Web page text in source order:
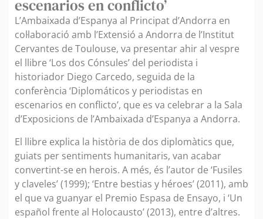
escenarios en conflicto’
L’Ambaixada d’Espanya al Principat d’Andorra en
col·laboració amb l’Extensió a Andorra de l’Institut
Cervantes de Toulouse, va presentar ahir al vespre
el llibre ‘Los dos Cónsules’ del periodista i
historiador Diego Carcedo, seguida de la
conferència ‘Diplomáticos y periodistas en
escenarios en conflicto’, que es va celebrar a la Sala
d’Exposicions de l’Ambaixada d’Espanya a Andorra.
El llibre explica la història de dos diplomàtics que,
guiats per sentiments humanitaris, van acabar
convertint-se en herois. A més, és l’autor de ‘Fusiles
y claveles’ (1999); ‘Entre bestias y héroes’ (2011), amb
el que va guanyar el Premio Espasa de Ensayo, i ‘Un
español frente al Holocausto’ (2013), entre d’altres.